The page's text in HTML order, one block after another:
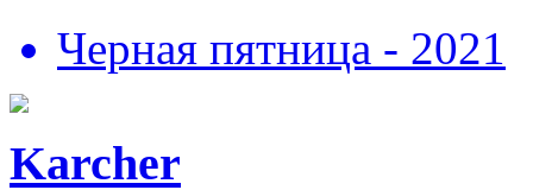
Черная пятница - 2021
Karcher